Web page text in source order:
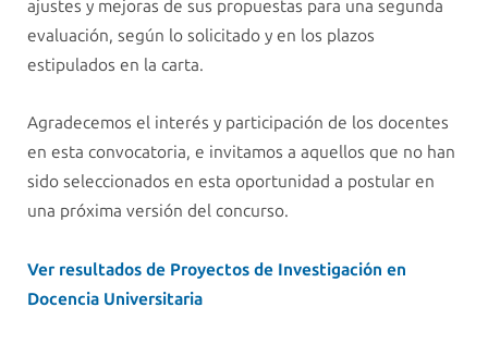
ajustes y mejoras de sus propuestas para una segunda
evaluación, según lo solicitado y en los plazos
estipulados en la carta.
Agradecemos el interés y participación de los docentes
en esta convocatoria, e invitamos a aquellos que no han
sido seleccionados en esta oportunidad a postular en
una próxima versión del concurso.
Ver resultados de Proyectos de Investigación en
Docencia Universitaria